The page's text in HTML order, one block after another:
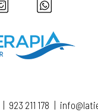
923 211 178